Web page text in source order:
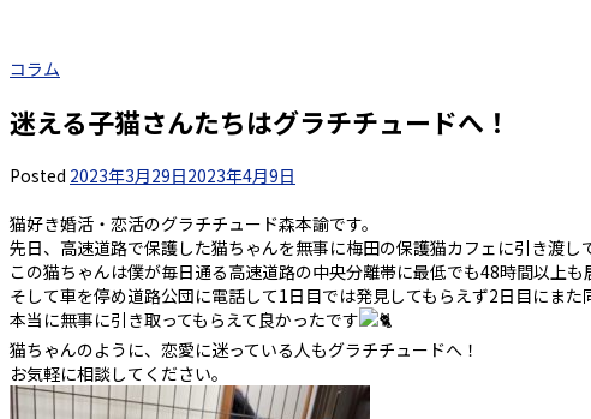
コラム
迷える子猫さんたちはグラチチュードへ！
Posted 2023年3月29日2023年4月9日
猫好き婚活・恋活のグラチチュード森本諭です。
先日、高速道路で保護した猫ちゃんを無事に梅田の保護猫カフェに引き渡し
この猫ちゃんは僕が毎日通る高速道路の中央分離帯に最低でも48時間以上
そして車を停め道路公団に電話して1日目では発見してもらえず2日目にま
本当に無事に引き取ってもらえて良かったです
猫ちゃんのように、恋愛に迷っている人もグラチチュードへ！
お気軽に相談してください。